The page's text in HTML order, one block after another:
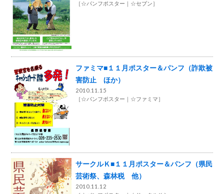
［☆パンフポスター ☆セブン］
ファミマ■１１月ポスター＆パンフ（詐欺被
害防止 ほか）
2010.11.15
［☆パンフポスター ☆ファミマ］
サークルＫ■１１月ポスター＆パンフ（県民
芸術祭、森林税 他）
2010.11.12